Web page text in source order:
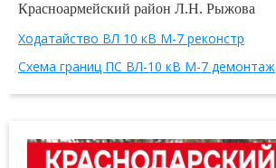
Красноармейский район Л.Н. Рыжова
Ходатайство ВЛ 10 кВ М-7 реконстр
Схема границ ПС ВЛ-10 кВ М-7 демонтаж